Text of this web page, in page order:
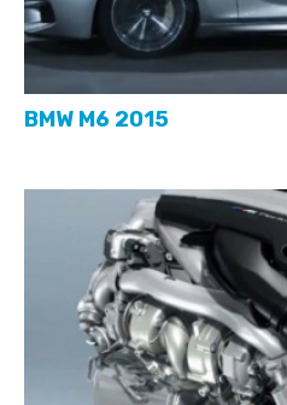
BMW M6 2015